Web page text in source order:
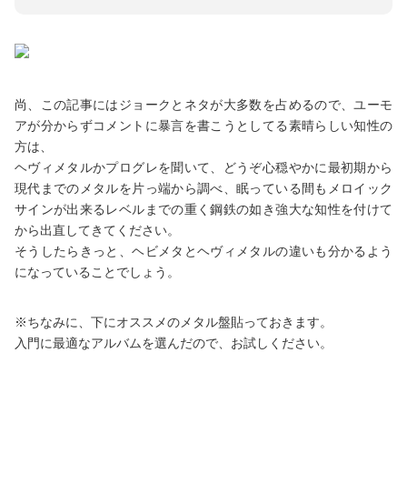
尚、この記事にはジョークとネタが大多数を占めるので、ユーモ
アが分からずコメントに暴言を書こうとしてる素晴らしい知性の
方は、
ヘヴィメタルかプログレを聞いて、どうぞ心穏やかに最初期から
現代までのメタルを片っ端から調べ、眠っている間もメロイック
サインが出来るレベルまでの重く鋼鉄の如き強大な知性を付けて
から出直してきてください。
そうしたらきっと、ヘビメタとヘヴィメタルの違いも分かるよう
になっていることでしょう。
※ちなみに、下にオススメのメタル盤貼っておきます。
入門に最適なアルバムを選んだので、お試しください。